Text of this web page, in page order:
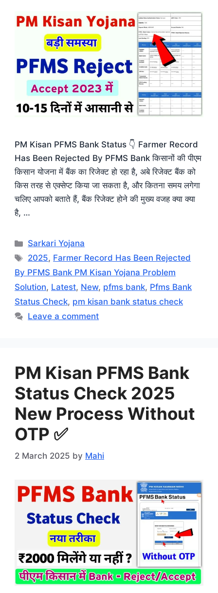
PM Kisan PFMS Bank Status 👇 Farmer Record
Has Been Rejected By PFMS Bank किसानों की पीएम
किसान योजना में बैंक का रिजेक्ट हो रहा है, अबे रिजेक्ट बैंक को
किस तरह से एक्सेप्ट किया जा सकता है, और कितना समय लगेगा
चलिए आपको बताते हैं, बैंक रिजेक्ट होने की मुख्य वजह क्या क्या
है, …
Categories
Sarkari Yojana
Tags
2025, Farmer Record Has Been Rejected
By PFMS Bank PM Kisan Yojana Problem
Solution, Latest, New, pfms bank, Pfms Bank
Status Check, pm kisan bank status check
Leave a comment
PM Kisan PFMS Bank
Status Check 2025
New Process Without
OTP ✅
2 March 2025 by Mahi